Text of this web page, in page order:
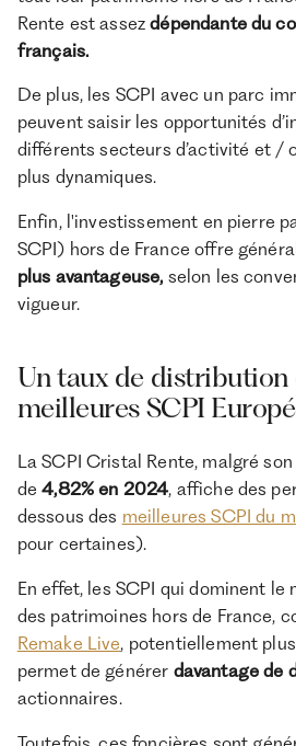
Rente est assezdépendante du
français.
De plus, les SCPI avec un parc
peuvent saisir les opportunités
différents secteurs d’activité et /
plus dynamiques.
Enfin, l'investissement en pierre
SCPI) hors de France offre
plus avantageuse, selon les
vigueur.
Un taux de distribution
meilleures SCPI
La SCPI Cristal Rente, malgré
de4,82% en 2024, affiche des
dessous des meilleures SCPI du
pour certaines).
En effet, les SCPI qui dominent le
des patrimoines hors de France,
Remake Live, potentiellement
permet de générer davantage de
actionnaires.